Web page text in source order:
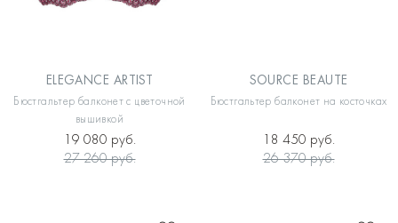
ELEGANCE ARTIST
Бюстгальтер балконет с цветочной
вышивкой
19 080 руб.
27 260 руб.
SOURCE BEAUTE
Бюстгальтер балконет на косточках
18 450 руб.
26 370 руб.